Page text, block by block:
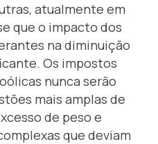
atualmente em
que o impacto dos
na diminuição
Os impostos
nunca serão
mais amplas de
de peso e
que deviam